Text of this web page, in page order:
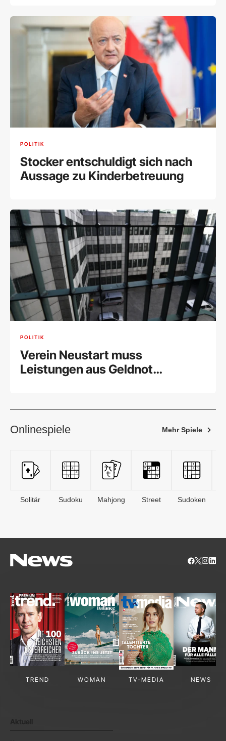
POLITIK
Stocker entschuldigt sich nach
Aussage zu Kinderbetreuung
POLITIK
Verein Neustart muss
Leistungen aus Geldnot
Onlinespiele Mehr Spiele
Solitär Sudoku Mahjong Street Sudoken
TREND WOMAN TV-MEDIA NEWS